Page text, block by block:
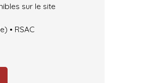
sur le site
• RSAC